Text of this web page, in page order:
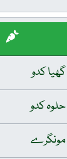
گھیا کدو
حلوہ کدو
مونگرے